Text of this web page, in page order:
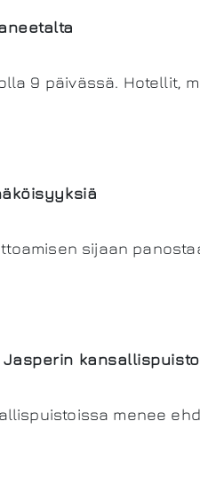
9 päivässä. Hotellit,
sijaan
menee